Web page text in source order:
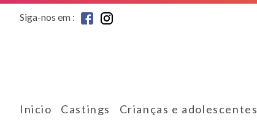
Siga-nos em :
Inicio Castings Crianças e adolescentes